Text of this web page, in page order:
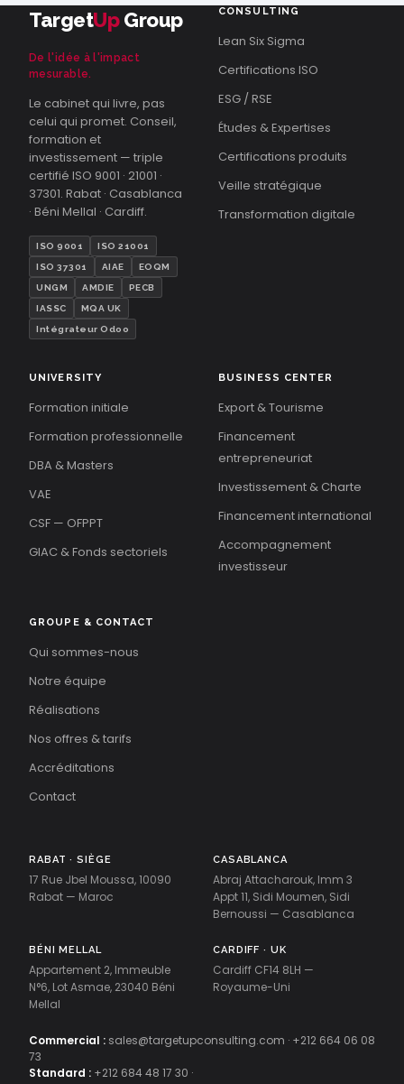
TargetUpGroup
De l'idée à l'impact
mesurable.
Le cabinet qui livre, pas
celui qui promet. Conseil,
formation et
investissement — triple
certifié ISO 9001 · 21001 ·
37301. Rabat · Casablanca
· Béni Mellal · Cardiff.
ISO 9001 ISO 21001
ISO 37301 AIAE EOQM
UNGM AMDIE PECB
IASSC MQA UK
Intégrateur Odoo
CONSULTING
Lean Six Sigma
Certifications ISO
ESG / RSE
Études & Expertises
Certifications produits
Veille stratégique
Transformation digitale
UNIVERSITY
Formation initiale
Formation professionnelle
DBA & Masters
VAE
CSF — OFPPT
GIAC & Fonds sectoriels
BUSINESS CENTER
Export & Tourisme
Financement
entrepreneuriat
Investissement & Charte
Financement international
Accompagnement
investisseur
GROUPE & CONTACT
Qui sommes-nous
Notre équipe
Réalisations
Nos offres & tarifs
Accréditations
Contact
RABAT · SIÈGE
17 Rue Jbel Moussa, 10090
Rabat — Maroc
CASABLANCA
Abraj Attacharouk, Imm 3
Appt 11, Sidi Moumen, Sidi
Bernoussi — Casablanca
BÉNI MELLAL
Appartement 2, Immeuble
N°6, Lot Asmae, 23040 Béni
Mellal
CARDIFF · UK
Cardiff CF14 8LH —
Royaume-Uni
Commercial : sales@targetupconsulting.com · +212 664 06 08
73
Standard : +212 684 48 17 30 ·